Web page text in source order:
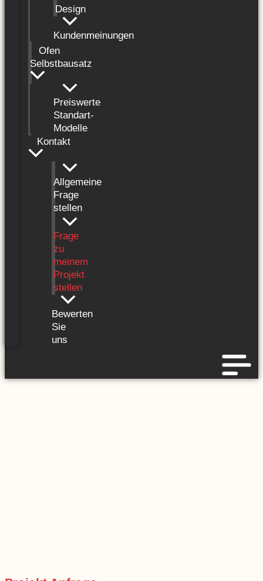
Design
Kundenmeinungen
Ofen
Selbstbausatz
Preiswerte
Standart-
Modelle
Kontakt
Allgemeine
Frage
stellen
Frage
zu
meinem
Projekt
stellen
Bewerten
Sie
uns